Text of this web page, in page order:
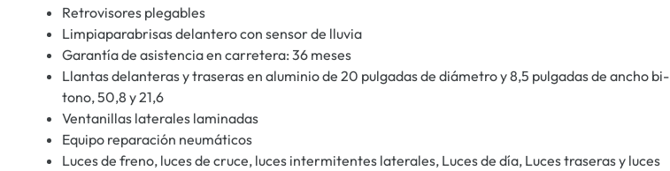
Retrovisores plegables
Limpiaparabrisas delantero con sensor de lluvia
Garantía de asistencia en carretera: 36 meses
Llantas delanteras y traseras en aluminio de 20 pulgadas de diámetro y 8,5 pulgadas de ancho bi-
tono, 50,8 y 21,6
Ventanillas laterales laminadas
Equipo reparación neumáticos
Luces de freno, luces de cruce, luces intermitentes laterales, Luces de día, Luces traseras y luces